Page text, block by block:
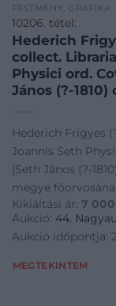
FESTMÉNY, GRAFIKA
10206. tétel:
Hederich
collect.
Physici ord.
János (?-
Rézmetszet,
metszeten,
Hederich Frigyes
Joannis Seth
[Seth János (?-
megye
körül.]
metszeten, kissé
Kikiáltási ár: 7 000
Aukció: 44.
Aukció időpontja:
MEGTEKINTEM